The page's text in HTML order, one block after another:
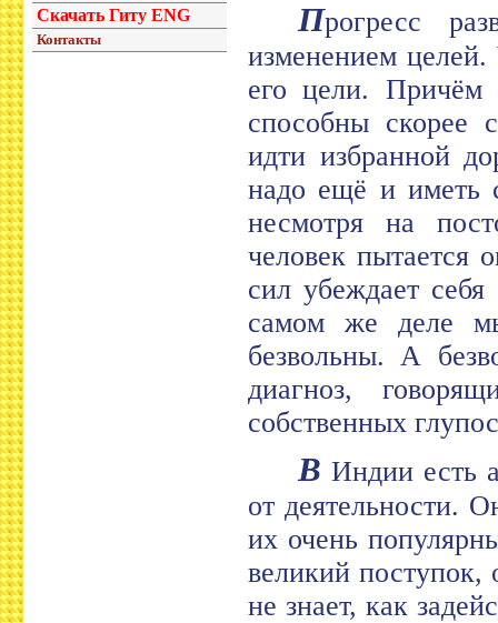
Скачать Гиту ENG
Контакты
Прогресс
изменением целей.
его цели. Причём
способны скорее
идти избранной
надо ещё и иметь
несмотря на
человек пытается
сил убеждает
самом же деле
безвольны. А
диагноз,
собственных
В Индии есть
от деятельности.
их очень
великий поступок,
не знает, как